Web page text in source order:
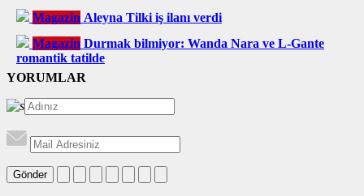
Magazin Aleyna Tilki iş ilanı verdi
Magazin Durmak bilmiyor: Wanda Nara ve L-Gante
romantik tatilde
YORUMLAR
Gönder